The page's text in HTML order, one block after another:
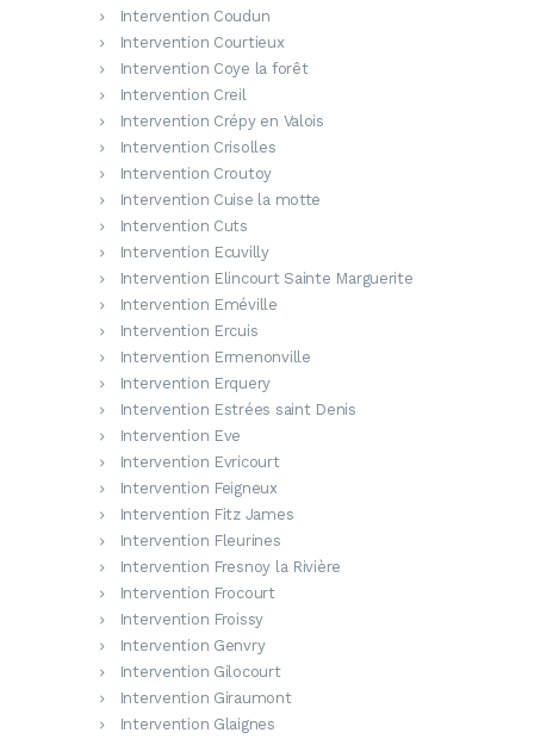
Intervention Coudun
Intervention Courtieux
Intervention Coye la forêt
Intervention Creil
Intervention Crépy en Valois
Intervention Crisolles
Intervention Croutoy
Intervention Cuise la motte
Intervention Cuts
Intervention Ecuvilly
Intervention Elincourt Sainte Marguerite
Intervention Eméville
Intervention Ercuis
Intervention Ermenonville
Intervention Erquery
Intervention Estrées saint Denis
Intervention Eve
Intervention Evricourt
Intervention Feigneux
Intervention Fitz James
Intervention Fleurines
Intervention Fresnoy la Rivière
Intervention Frocourt
Intervention Froissy
Intervention Genvry
Intervention Gilocourt
Intervention Giraumont
Intervention Glaignes